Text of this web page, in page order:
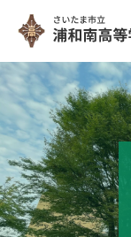
HOME
学校紹介
南高の教育